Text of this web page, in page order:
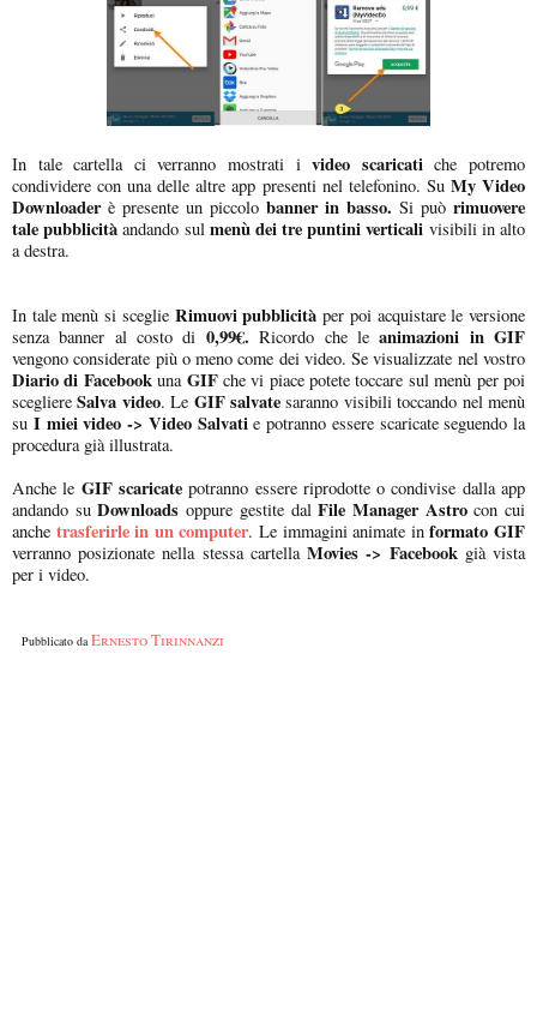
In tale cartella ci verranno mostrati ivideo scaricatiche potremo
condividere con una delle altre app presenti nel telefonino. Su My Video
Downloaderè presente un piccolo banner in basso. Si può rimuovere
tale pubblicità andando sul menù dei tre puntini verticali visibili in alto
a destra.
In tale menù si sceglie Rimuovi pubblicità per poi acquistare le versione
senza banner al costo di 0,99€.Ricordo che leanimazioni in GIF
vengono considerate più o meno come dei video. Se visualizzate nel vostro
Diario di Facebookuna GIF che vi piace potete toccare sul menù per poi
scegliereSalva video. Le GIF salvate saranno visibili toccando nel menù
su I miei video -> Video Salvatie potranno essere scaricate seguendo la
procedura già illustrata.
Anche le GIF scaricatepotranno essere riprodotte o condivise dalla app
andando suDownloads oppure gestite dalFile Manager Astrocon cui
anche trasferirle in un computer. Le immagini animate informato GIF
verranno posizionate nella stessa cartellaMovies -> Facebook già vista
per i video.
Pubblicato daErnesto Tirinnanzi